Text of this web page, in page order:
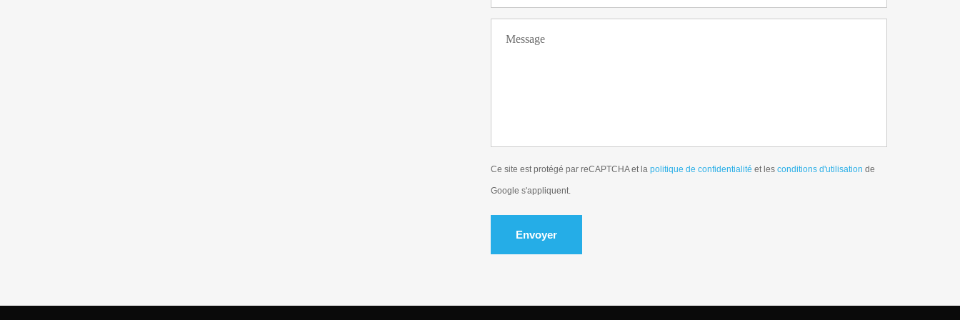
Ce site est protégé par reCAPTCHA et la politique de confidentialité et les conditions d'utilisation de
Google s'appliquent.
Envoyer